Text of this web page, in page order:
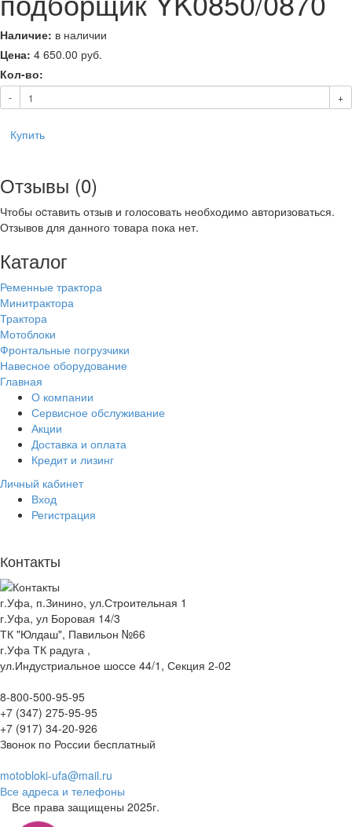
Наличие: в наличии
Цена: 4 650.00 руб.
Кол-во:
- +
Купить
Отзывы (0)
Чтобы оcтавить отзыв и голосовать необходимо авторизоваться.
Отзывов для данного товара пока нет.
Каталог
Ременные трактора
Минитрактора
Трактора
Мотоблоки
Фронтальные погрузчики
Навесное оборудование
Главная
О компании
Сервисное обслуживание
Акции
Доставка и оплата
Кредит и лизинг
Личный кабинет
Вход
Регистрация
Контакты
г.Уфа, п.Зинино, ул.Строительная 1
г.Уфа, ул Боровая 14/3
ТК "Юлдаш", Павильон №66
г.Уфа ТК радуга ,
ул.Индустриальное шоссе 44/1, Секция 2-02
8-800-500-95-95
+7 (347) 275-95-95
+7 (917) 34-20-926
Звонок по России бесплатный
motobloki-ufa@mail.ru
Все адреса и телефоны
Все права защищены 2025г.